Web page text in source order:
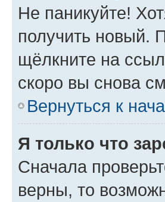
Не паникуйте!
получить новый.
щёлкните на
скоро вы снова
Вернуться к
Я только что
Сначала
верны, то